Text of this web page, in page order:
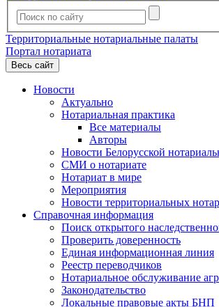
Территориальные нотариальные палаты
Портал нотариата
Весь сайт
Новости
Актуально
Нотариальная практика
Все материалы
Авторы
Новости Белорусской
СМИ о нотариате
Нотариат в мире
Мероприятия
Новости территориальных
Справочная информация
Поиск открытого
Проверить доверенность
Единая информационная линия
Реестр переводчиков
Нотариальное обслуживание
Законодательство
Локальные правовые акты БНП